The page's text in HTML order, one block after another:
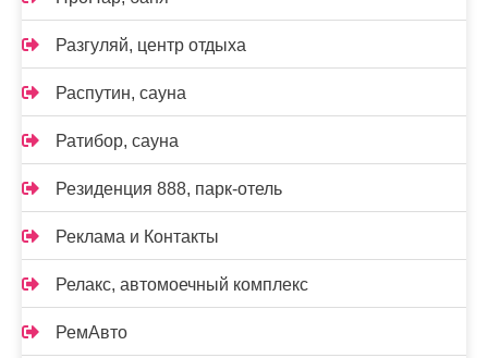
Разгуляй, центр отдыха
Распутин, сауна
Ратибор, сауна
Резиденция 888, парк-отель
Реклама и Контакты
Релакс, автомоечный комплекс
РемАвто